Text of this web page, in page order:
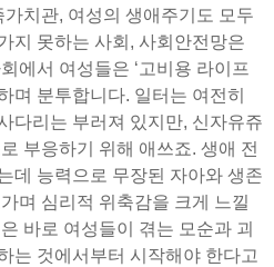
가치관, 여성의 생애주기도 모두
지 못하는 사회, 사회안전망은
에서 여성들은 ‘고비용 라이프
며 분투합니다. 일터는 여전히
다리는 부러져 있지만, 신자유쥬
부응하기 위해 애쓰죠. 생애 전
데 능력으로 무장된 자아와 생존
며 심리적 위축감을 크게 느낄
바로 여성들이 겪는 모순과 괴
는 것에서부터 시작해야 한다고